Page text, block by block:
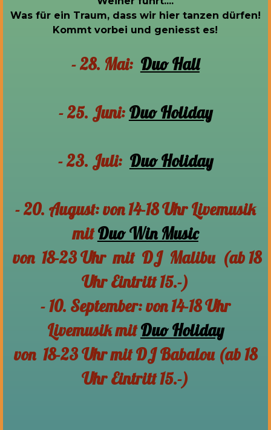
Was für ein Traum, dass wir hier tanzen dürfen!
Kommt vorbei und geniesst es!
- 28. Mai: Duo Hall
- 25. Juni: Duo Holiday
- 23. Juli: Duo Holiday
- 20. August: von 14-18 Uhr Livemusik
mitDuo Win Music
von 18-23 Uhr mit DJ Malibu (ab 18
Uhr Eintritt 15.-)
- 10. September: von 14-18 Uhr
Livemusik mit Duo Holiday
von 18-23 Uhr mit DJ Babalou (ab 18
Uhr Eintritt 15.-)